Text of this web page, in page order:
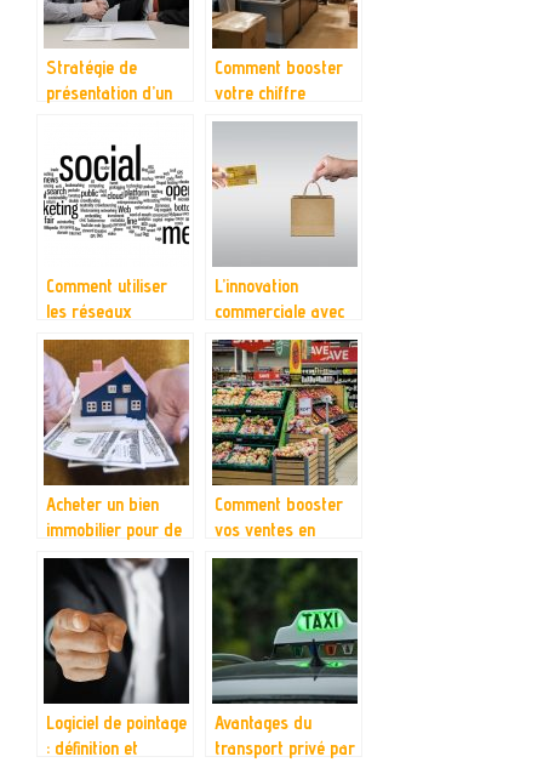
Stratégie de
présentation d’un
Comment booster
votre chiffre
d’affaires ?
Comment utiliser
les réseaux
sociaux pour la
promotion de vos
produits ?
L’innovation
commerciale avec
les ventes en ligne !
Acheter un bien
immobilier pour de
l’investissement.
Comment booster
vos ventes en
quelques
aménagements ?
Logiciel de pointage
: définition et
Avantages du
transport privé par